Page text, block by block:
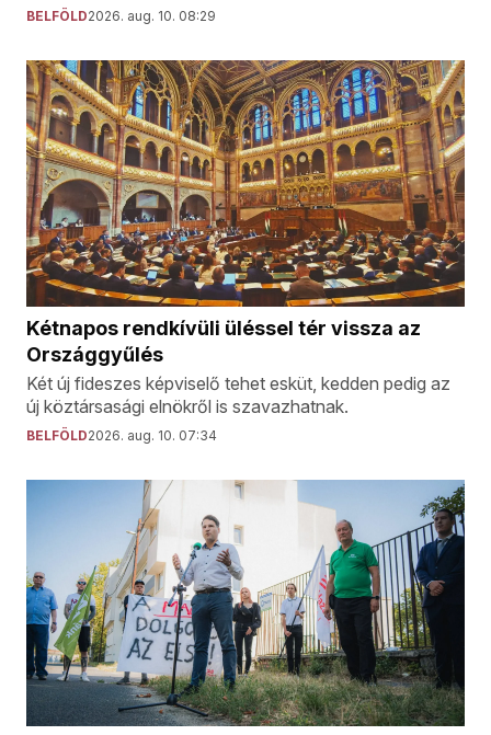
BELFÖLD2026. aug. 10. 08:29
Kétnapos rendkívüli üléssel tér vissza az
Országgyűlés
Két új fideszes képviselő tehet esküt, kedden pedig az
új köztársasági elnökről is szavazhatnak.
BELFÖLD2026. aug. 10. 07:34